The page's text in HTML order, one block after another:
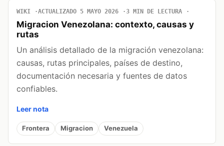
WIKI ACTUALIZADO 5 MAYO 2026 3 MIN DE LECTURA
Migracion Venezolana: contexto, causas y
rutas
Un análisis detallado de la migración venezolana:
causas, rutas principales, países de destino,
documentación necesaria y fuentes de datos
confiables.
Leer nota
Frontera Migracion Venezuela